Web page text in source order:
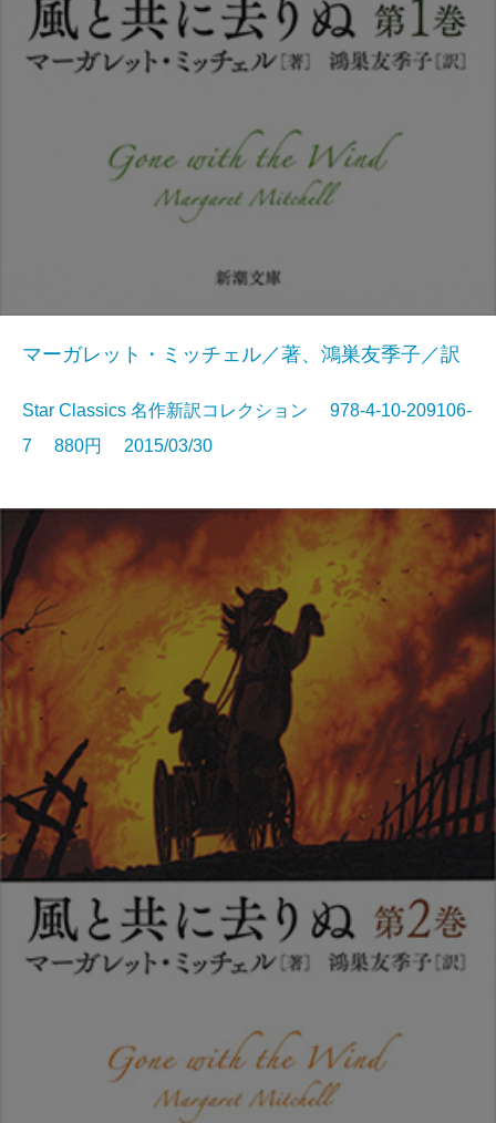
マーガレット・ミッチェル／著、鴻巣友季子／訳
Star Classics 名作新訳コレクション 978-4-10-209106-
7 880円 2015/03/30